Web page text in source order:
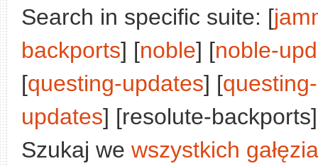
Search in specific suite: [
backports] [noble] [noble-
[questing-updates] [
updates] [resolute-
Szukaj we wszystkich